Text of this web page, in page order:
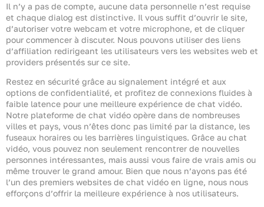
Il n’y a pas de compte, aucune data personnelle n’est requise
et chaque dialog est distinctive. Il vous suffit d’ouvrir le site,
d’autoriser votre webcam et votre microphone, et de cliquer
pour commencer à discuter. Nous pouvons utiliser des liens
d’affiliation redirigeant les utilisateurs vers les websites web et
providers présentés sur ce site.
Restez en sécurité grâce au signalement intégré et aux
options de confidentialité, et profitez de connexions fluides à
faible latence pour une meilleure expérience de chat vidéo.
Notre plateforme de chat vidéo opère dans de nombreuses
villes et pays, vous n’êtes donc pas limité par la distance, les
fuseaux horaires ou les barrières linguistiques. Grâce au chat
vidéo, vous pouvez non seulement rencontrer de nouvelles
personnes intéressantes, mais aussi vous faire de vrais amis ou
même trouver le grand amour. Bien que nous n’ayons pas été
l’un des premiers websites de chat vidéo en ligne, nous nous
efforçons d’offrir la meilleure expérience à nos utilisateurs.